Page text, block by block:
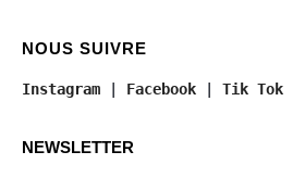
NOUS SUIVRE
Instagram | Facebook | Tik Tok
NEWSLETTER